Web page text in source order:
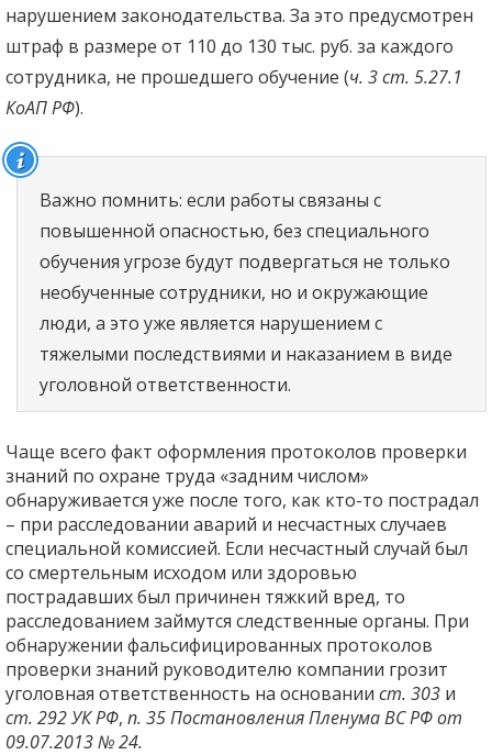
нарушением законодательства. За это предусмотрен
штраф в размере от 110 до 130 тыс. руб. за каждого
сотрудника, не прошедшего обучение (ч. 3 ст. 5.27.1
КоАП РФ).
Важно помнить: если работы связаны с
повышенной опасностью, без специального
обучения угрозе будут подвергаться не только
необученные сотрудники, но и окружающие
люди, а это уже является нарушением с
тяжелыми последствиями и наказанием в виде
уголовной ответственности.
Чаще всего факт оформления протоколов проверки
знаний по охране труда «задним числом»
обнаруживается уже после того, как кто-то пострадал
– при расследовании аварий и несчастных случаев
специальной комиссией. Если несчастный случай был
со смертельным исходом или здоровью
пострадавших был причинен тяжкий вред, то
расследованием займутся следственные органы. При
обнаружении фальсифицированных протоколов
проверки знаний руководителю компании грозит
уголовная ответственность на основании ст. 303 и
ст. 292 УК РФ, п. 35 Постановления Пленума ВС РФ от
09.07.2013 № 24.